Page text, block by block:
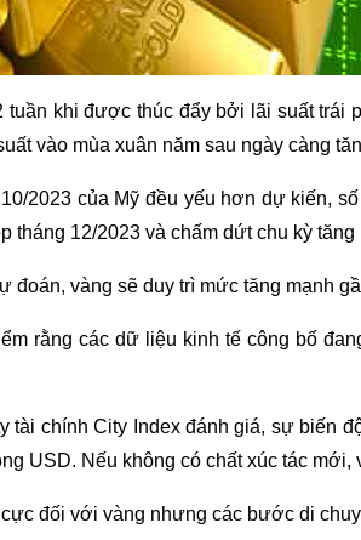
khi được thúc đẩy bởi lãi suất
vào mùa xuân năm sau ngày càng
2023 của Mỹ đều yếu hơn dự kiến,
tháng 12/2023 và chấm dứt chu kỳ tăng
vàng sẽ duy trì mức tăng mạnh
rằng các dữ liệu kinh tế công bố
tài chính City Index đánh giá, sự
USD. Nếu không có chất xúc tác
đối với vàng nhưng các bước di